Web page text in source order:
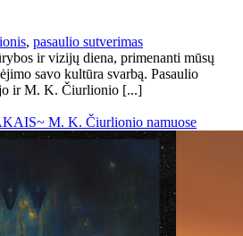
, pasaulio sutverimas
ir vizijų diena, primenanti mūsų
savo kultūra svarbą. Pasaulio
ir M. K. Čiurlionio [...]
M. K. Čiurlionio namuose